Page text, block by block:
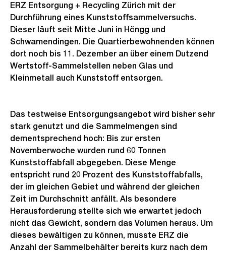
ERZ Entsorgung + Recycling Zürich mit der
Durchführung eines Kunststoffsammelversuchs.
Dieser läuft seit Mitte Juni in Höngg und
Schwamendingen. Die Quartierbewohnenden können
dort noch bis 11. Dezember an über einem Dutzend
Wertstoff-Sammelstellen neben Glas und
Kleinmetall auch Kunststoff entsorgen.
Das testweise Entsorgungsangebot wird bisher sehr
stark genutzt und die Sammelmengen sind
dementsprechend hoch: Bis zur ersten
Novemberwoche wurden rund 60 Tonnen
Kunststoffabfall abgegeben. Diese Menge
entspricht rund 20 Prozent des Kunststoffabfalls,
der im gleichen Gebiet und während der gleichen
Zeit im Durchschnitt anfällt. Als besondere
Herausforderung stellte sich wie erwartet jedoch
nicht das Gewicht, sondern das Volumen heraus. Um
dieses bewältigen zu können, musste ERZ die
Anzahl der Sammelbehälter bereits kurz nach dem